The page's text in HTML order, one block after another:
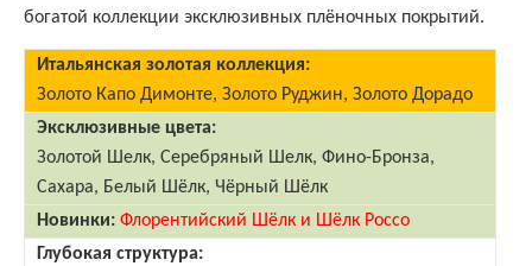
богатой коллекции эксклюзивных плёночных покрытий.
Итальянская золотая коллекция:
Золото Капо Димонте, Золото Руджин, Золото Дорадо
Эксклюзивные цвета:
Золотой Шелк, Серебряный Шелк, Фино-Бронза,
Сахара, Белый Шёлк, Чёрный Шёлк
Новинки: Флорентийский Шёлк и Шёлк Россо
Глубокая структура: